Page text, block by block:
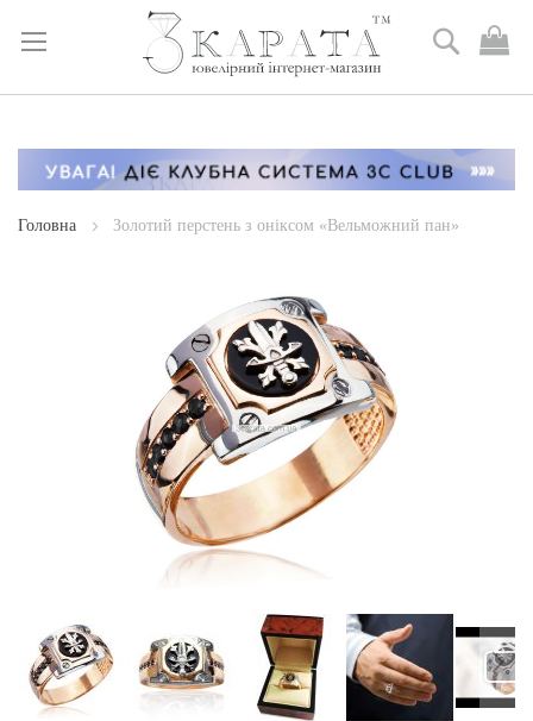
Skip
Content
Пошук
Головна Золотий перстень з оніксом «Вельможний пан»